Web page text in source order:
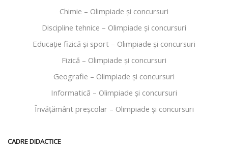
Chimie – Olimpiade și concursuri
Discipline tehnice – Olimpiade și concursuri
Educaţie fizică şi sport – Olimpiade și concursuri
Fizică – Olimpiade și concursuri
Geografie – Olimpiade și concursuri
Informatică – Olimpiade și concursuri
Învăţământ preşcolar – Olimpiade și concursuri
CADRE DIDACTICE